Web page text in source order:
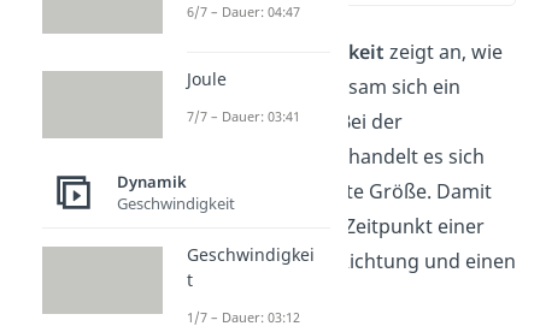
Die Geschwindigkeit zeigt an, wie
schnell oder langsam sich ein
Körper bewegt. Bei der
Geschwindigkeit handelt es sich
um eine gerichtete Größe. Damit
hat sie zu jedem Zeitpunkt einer
Bewegung eine Richtung und einen
Betrag.
6/7 – Dauer: 04:47
Joule
7/7 – Dauer: 03:41
Dynamik
Geschwindigkeit
Geschwindigkei
t
1/7 – Dauer: 03:12